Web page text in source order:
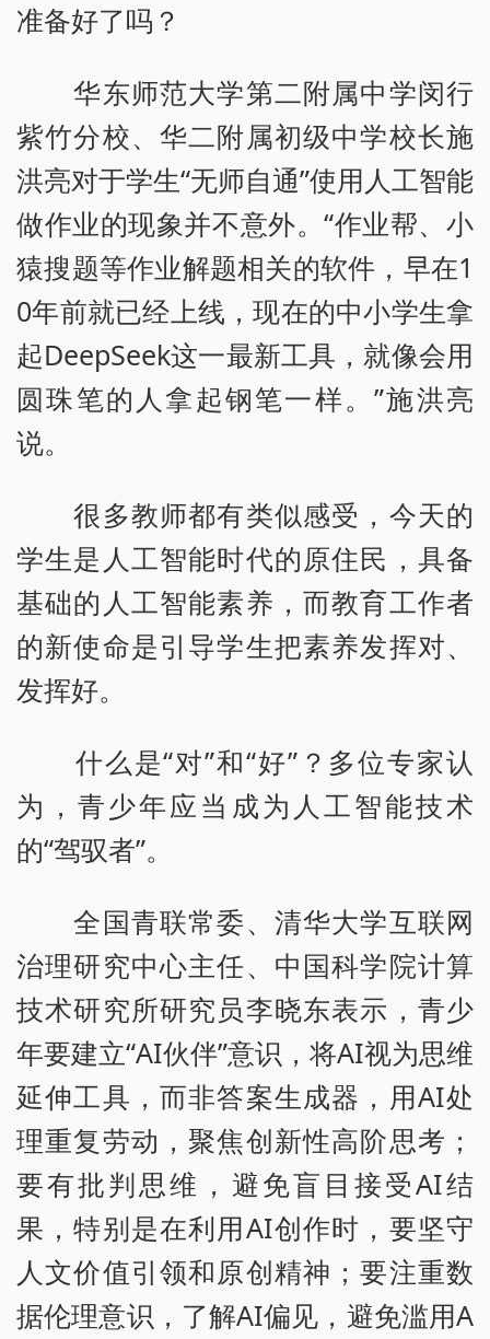
准备好了吗？
华东师范大学第二附属中学闵行
紫竹分校、华二附属初级中学校长施
洪亮对于学生“无师自通”使用人工智能
做作业的现象并不意外。“作业帮、小
猿搜题等作业解题相关的软件，早在1
0年前就已经上线，现在的中小学生拿
起DeepSeek这一最新工具，就像会用
圆珠笔的人拿起钢笔一样。”施洪亮
说。
很多教师都有类似感受，今天的
学生是人工智能时代的原住民，具备
基础的人工智能素养，而教育工作者
的新使命是引导学生把素养发挥对、
发挥好。
什么是“对”和“好”？多位专家认
为，青少年应当成为人工智能技术
的“驾驭者”。
全国青联常委、清华大学互联网
治理研究中心主任、中国科学院计算
技术研究所研究员李晓东表示，青少
年要建立“AI伙伴”意识，将AI视为思维
延伸工具，而非答案生成器，用AI处
理重复劳动，聚焦创新性高阶思考；
要有批判思维，避免盲目接受AI结
果，特别是在利用AI创作时，要坚守
人文价值引领和原创精神；要注重数
据伦理意识，了解AI偏见，避免滥用A